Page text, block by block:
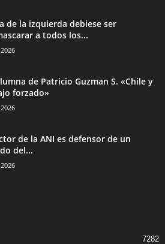
de la izquierda debiese ser
a todos los...
de Patricio Guzman S. «Chile y
forzado»
de la ANI es defensor de un
del...
7282